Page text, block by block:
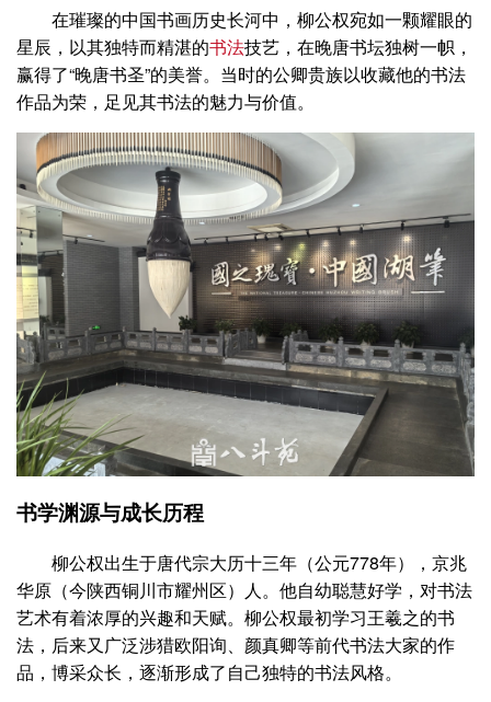
在璀璨的中国书画历史长河中，柳公权宛如一颗耀眼的
星辰，以其独特而精湛的书法技艺，在晚唐书坛独树一帜，
赢得了“晚唐书圣”的美誉。当时的公卿贵族以收藏他的书法
作品为荣，足见其书法的魅力与价值。
书学渊源与成长历程
柳公权出生于唐代宗大历十三年（公元778年），京兆
华原（今陕西铜川市耀州区）人。他自幼聪慧好学，对书法
艺术有着浓厚的兴趣和天赋。柳公权最初学习王羲之的书
法，后来又广泛涉猎欧阳询、颜真卿等前代书法大家的作
品，博采众长，逐渐形成了自己独特的书法风格。